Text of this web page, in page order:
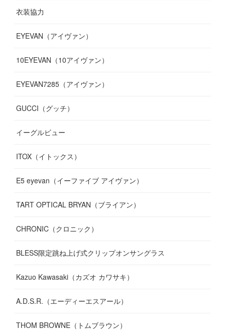
(8
(9
(19
(12)
(10)
(10
(17)
(11)
(10)
(7
(7
(10)
(11)
12)
( 7
(13)
(11)
(13)
7)
(12)
(
( 5
(8)
(12)
11)
(13)
(13)
(10 )
(10)
13)
(16)
(14)
(17)
衣装協力
EYEVAN（アイヴァン）
10EYEVAN（10アイヴァン）
EYEVAN7285（アイヴァン）
GUCCI（グッチ）
イーグルビュー
ITOX（イトックス）
E5 eyevan（イーファイブ アイヴァン）
TART OPTICAL BRYAN（ブライアン）
CHRONIC（クロニック）
BLESS限定跳ね上げ式クリップオンサングラス
Kazuo Kawasaki（カズオ カワサキ）
A.D.S.R.（エーディーエスアール）
THOM BROWNE（トムブラウン）